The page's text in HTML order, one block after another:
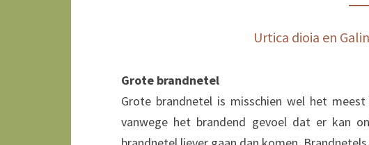
Urtica dioia en
Grote brandnetel
Grote brandnetel is misschien wel het
vanwege het brandend gevoel dat er kan